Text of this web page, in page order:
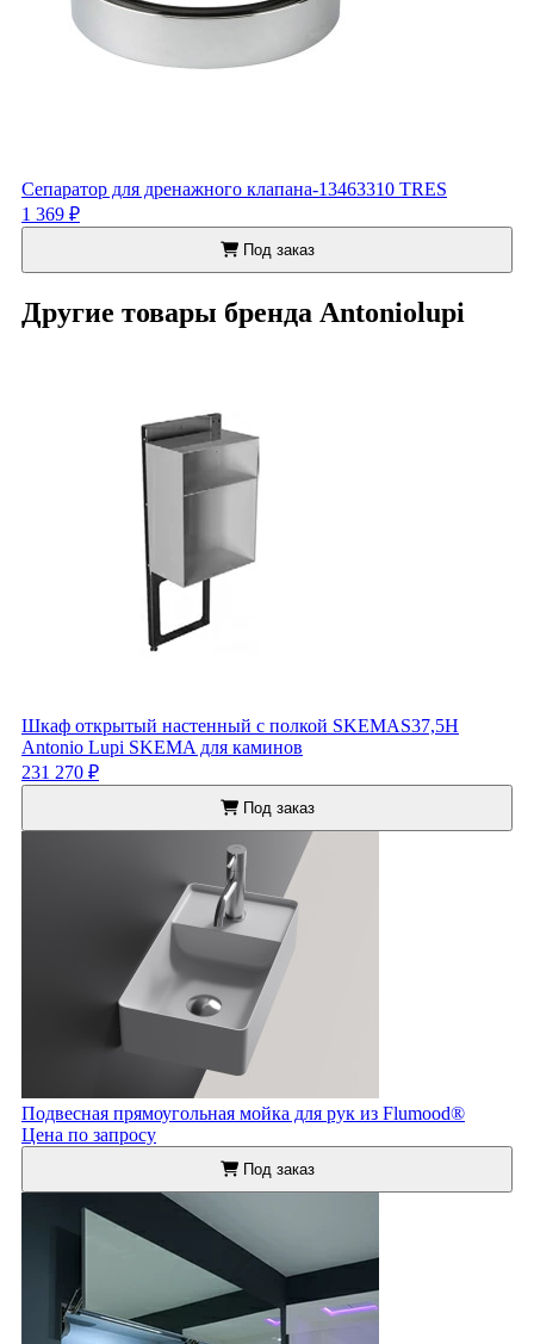
Сепаратор для дренажного клапана-13463310 TRES
1 369 ₽
Под заказ
Другие товары бренда Antoniolupi
Шкаф открытый настенный с полкой SKEMAS37,5H
Antonio Lupi SKEMA для каминов
231 270 ₽
Под заказ
Подвесная прямоугольная мойка для рук из Flumood®
Цена по запросу
Под заказ